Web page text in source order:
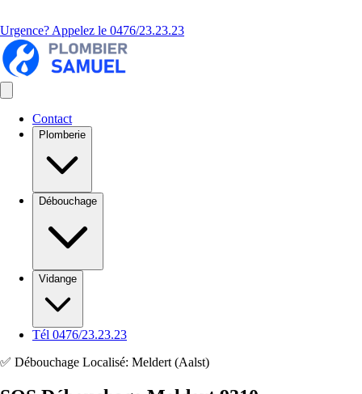
Urgence? Appelez le 0476/23.23.23
Contact
Plomberie
Débouchage
Vidange
Tél 0476/23.23.23
✅ Débouchage Localisé: Meldert (Aalst)